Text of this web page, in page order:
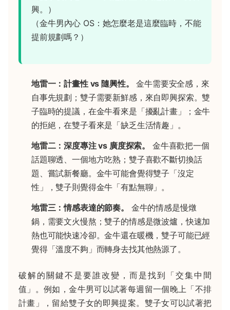
興。）
（金牛男內心 OS：她怎麼老是這麼臨時，不能
提前規劃嗎？）
地雷一：計畫性 vs 隨興性。
金牛需要安全感，來
自事先規劃；雙子需要新鮮感，來自即興探索。雙
子臨時的提議，在金牛看來是「擾亂計畫」；金牛
的拒絕，在雙子看來是「缺乏生活情趣」。
地雷二：深度專注 vs 廣度探索。
金牛喜歡把一個
話題聊透、一個地方吃熟；雙子喜歡不斷切換話
題、嘗試新餐廳。金牛可能會覺得雙子「沒定
性」，雙子則覺得金牛「有點無聊」。
地雷三：情感表達的節奏。
金牛的情感是慢燉
鍋，需要文火慢熬；雙子的情感是微波爐，快速加
熱也可能快速冷卻。金牛還在暖機，雙子可能已經
覺得「溫度不夠」而轉身去找其他熱源了。
破解的關鍵不是要誰改變，而是找到「交集中間
值」。例如，金牛男可以試著每週留一個晚上「不排
計畫」，留給雙子女的即興提案。雙子女可以試著把